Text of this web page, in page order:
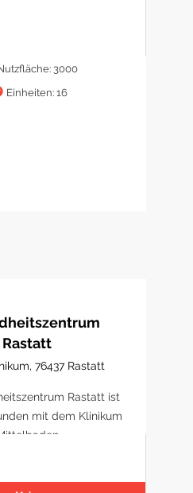
3000
Einheiten: 16
Rastatt
76437 Rastatt
Rastatt ist
mit dem Klinikum